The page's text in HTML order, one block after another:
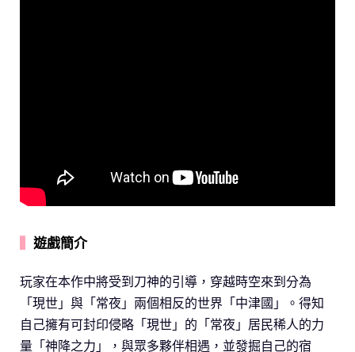
遊戲簡介
玩家在本作中將受到刀神的引導，穿越時空來到分為
「現世」與「常夜」兩個相反的世界「中津國」。得知
自己擁有可封印侵略「現世」的「常夜」居民稀人的力
量「神降之力」，與眾多夥伴相遇，並發掘自己的宿